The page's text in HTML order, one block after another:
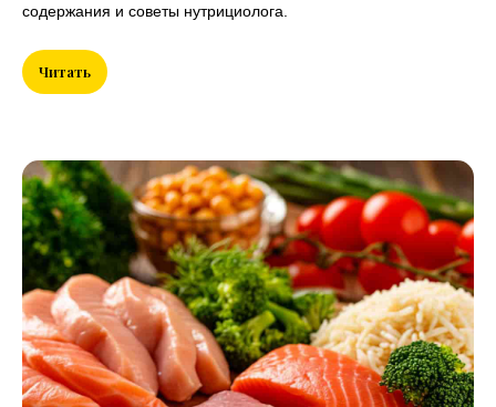
содержания и советы нутрициолога.
Читать